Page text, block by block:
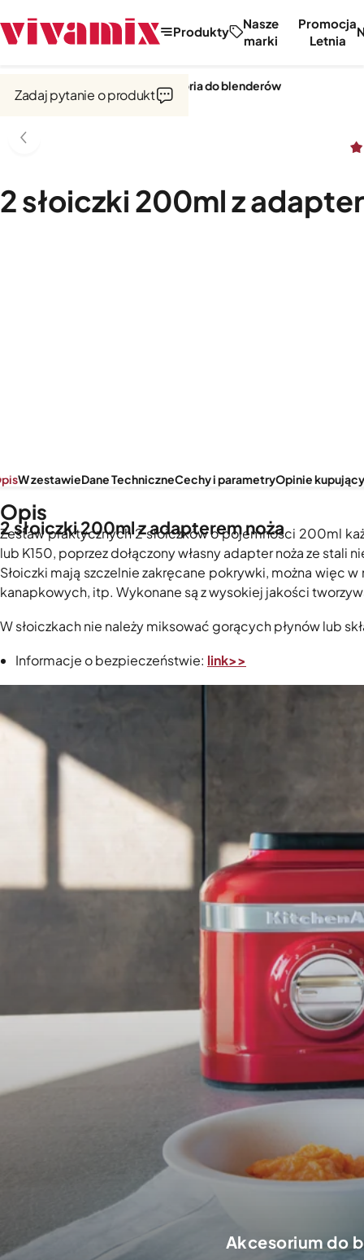
Produkty
Nasze
marki
Promocja
Letnia
Akcesoria do blenderów
2 słoiczki 200ml z
Zadaj pytanie o produkt
2 słoiczki 200ml z adapterem noża
W zestawieDane TechniczneCechy i parametryOpinie
Opis
Zestaw praktycznych 2 słoiczków o pojemności 200ml
lub K150, poprzez dołączony własny adapter noża ze stali
Słoiczki mają szczelnie zakręcane pokrywki, można więc
kanapkowych, itp. Wykonane są z wysokiej jakości
W słoiczkach nie należy miksować gorących płynów lub
Informacje o bezpieczeństwie: link>>
Akcesorium do